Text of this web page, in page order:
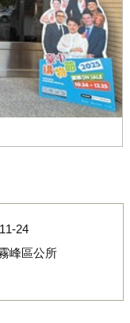
24
峰區公所